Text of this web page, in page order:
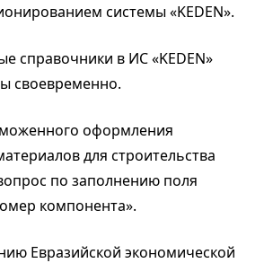
системы «KEDEN».
справочники в ИС «KEDEN»
своевременно.
оформления
для строительства
по заполнению поля
компонента».
Евразийской экономической